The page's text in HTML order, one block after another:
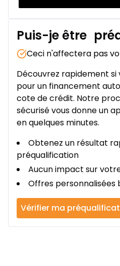
Puis-je être
Ceci n'affectera pas
Découvrez rapidement si
pour un financement
cote de crédit. Notre
sécurisé vous donne un
en quelques minutes.
Obtenez un résultat
préqualification
Aucun impact sur
Offres personnalisées
Vérifier ma